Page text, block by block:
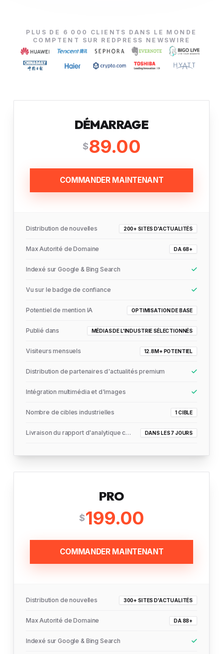
PLUS DE 6 000 CLIENTS DANS LE MONDE
COMPTENT SUR REDPRESS NEWSWIRE
DÉMARRAGE
$89.00
COMMANDER MAINTENANT
Distribution de nouvelles 200+ SITES D'ACTUALITÉS
Max Autorité de Domaine DA 68+
Indexé sur Google & Bing Search
Vu sur le badge de confiance
Potentiel de mention IA OPTIMISATION DE BASE
Publié dans MÉDIAS DE L'INDUSTRIE SÉLECTIONNÉS
Visiteurs mensuels 12.8M+ POTENTIEL
Distribution de partenaires d'actualités premium
Intégration multimédia et d'images
Nombre de cibles industrielles 1 CIBLE
Livraison du rapport d'analytique complet DANS LES 7 JOURS
PRO
$199.00
COMMANDER MAINTENANT
Distribution de nouvelles 300+ SITES D'ACTUALITÉS
Max Autorité de Domaine DA 88+
Indexé sur Google & Bing Search